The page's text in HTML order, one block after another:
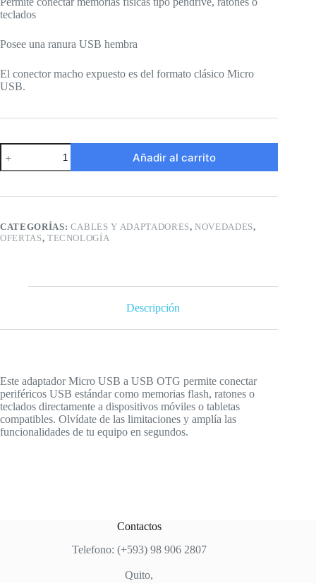
teclados
Posee una ranura USB hembra
El conector macho expuesto es del formato clásico Micro
USB.
Adaptador
OTG
V8
USB
Añadir al carrito
CATEGORÍAS: CABLES Y ADAPTADORES,NOVEDADES,
OFERTAS, TECNOLOGÍA
Descripción
Este adaptador Micro USB a USB OTG permite conectar
periféricos USB estándar como memorias flash, ratones o
teclados directamente a dispositivos móviles o tabletas
compatibles. Olvídate de las limitaciones y amplía las
funcionalidades de tu equipo en segundos.
Contactos
Telefono: (+593) 98 906 2807
Quito,